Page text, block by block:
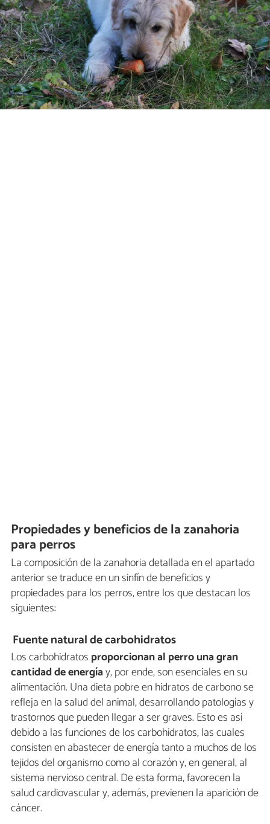
Propiedades y beneficios de la zanahoria
para perros
La composición de la zanahoria detallada en el apartado
anterior se traduce en un sinfín de beneficios y
propiedades para los perros, entre los que destacan los
siguientes:
Fuente natural de carbohidratos
Los carbohidratos proporcionan al perro una gran
cantidad de energíay, por ende, son esenciales en su
alimentación. Una dieta pobre en hidratos de carbono se
refleja en la salud del animal, desarrollando patologías y
trastornos que pueden llegar a ser graves. Esto es así
debido a las funciones de los carbohidratos, las cuales
consisten en abastecer de energía tanto a muchos de los
tejidos del organismo como al corazón y, en general, al
sistema nervioso central. De esta forma, favorecen la
salud cardiovascular y, además, previenen la aparición de
cáncer.